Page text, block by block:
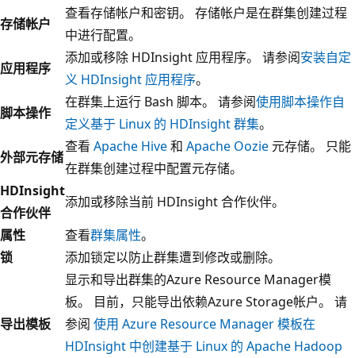
存储帐户
查看存储帐户和密钥。 存储帐户是在群集创建过程
中进行配置。
应用程序
添加或移除 HDInsight 应用程序。 请参阅安装自定
义 HDInsight 应用程序。
脚本操作
在群集上运行 Bash 脚本。 请参阅使用脚本操作自
定义基于 Linux 的 HDInsight 群集。
外部元存储
查看 Apache Hive和 Apache Oozie 元存储。 只能
在群集创建过程中配置元存储。
HDInsight
合作伙伴
添加或移除当前 HDInsight 合作伙伴。
属性
查看群集属性。
锁
添加锁定以防止群集遭到修改或删除。
导出模板
显示和导出群集的Azure Resource Manager模
板。 目前，只能导出依赖Azure Storage帐户。 请
参阅 使用 Azure Resource Manager 模板在
HDInsight 中创建基于 Linux 的 Apache Hadoop